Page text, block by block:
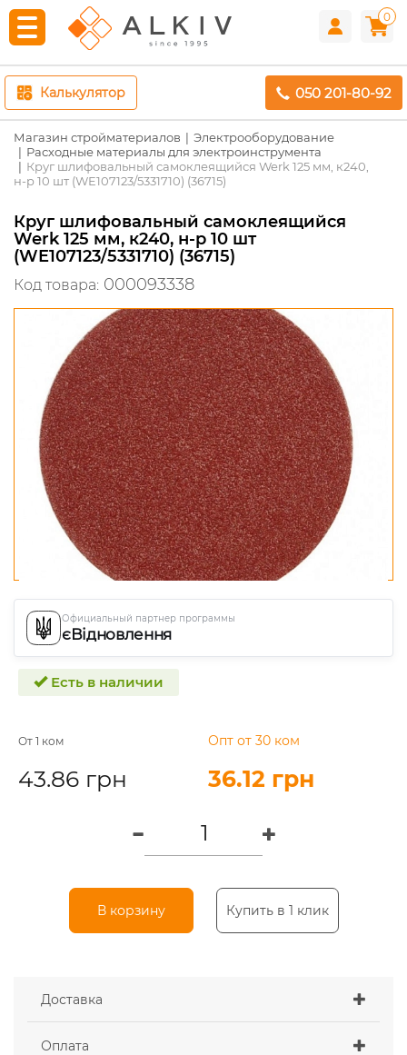
0
Калькулятор 050 201-80-92
Магазин стройматериалов
Электрооборудование
Расходные материалы для электроинструмента
Круг шлифовальный самоклеящийся Werk 125 мм, к240,
н-р 10 шт (WE107123/5331710) (36715)
Круг шлифовальный самоклеящийся
Werk 125 мм, к240, н-р 10 шт
(WE107123/5331710) (36715)
Код товара: 000093338
Официальный партнер программы
єВідновлення
Есть в наличии
От 1 ком
43.86 грн
Опт от 30 ком
36.12 грн
В корзину Купить в 1 клик
Доставка
Оплата